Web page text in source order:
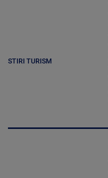
STIRI TURISM